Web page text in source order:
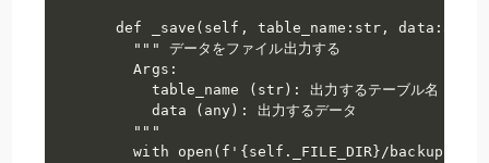
  def _save(self, table_name:str, data:any):
    """ データをファイル出力する
    Args:
      table_name (str): 出力するテーブル名
      data (any): 出力するデータ
    """
with open(f'{self._FILE_DIR}/backup-